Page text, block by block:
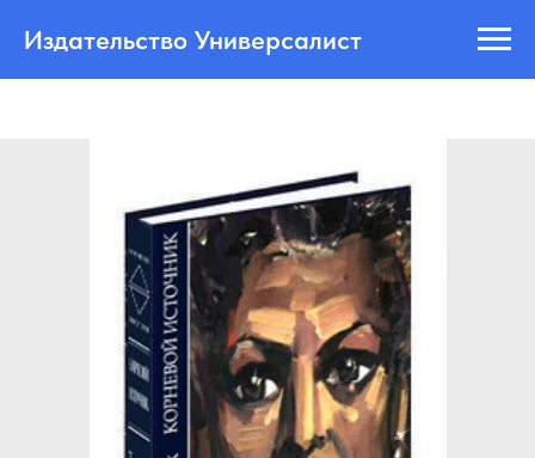
Издательство Универсалист